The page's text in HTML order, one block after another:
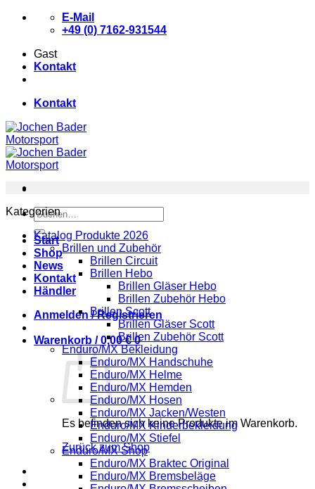
Zum
E-Mail
+49 (0) 7162-931544
Gast
Kontakt
Kontakt
Suchen
nach:
Start
Shop
News
Kontakt
Händler
Anmelden / Registrieren
Warenkorb /0,00€ 0
Es befinden sich keine Produkte im Warenkorb.
Zurück zum Shop
Kategorien
Katalog Produkte 2026
Brillen und Zubehör
Brillen Circuit
Brillen Hebo
Brillen Gläser Hebo
Brillen Zubehör Hebo
Brillen Scott
Brillen Gläser Scott
Brillen Zubehör Scott
Enduro/MX Bekleidung
Enduro/MX Handschuhe
Enduro/MX Helme
Enduro/MX Hemden
Enduro/MX Hosen
Enduro/MX Jacken/Westen
Enduro/MX Kinderbekleidung
Enduro/MX Stiefel
Enduro/MX Shop
Enduro/MX Braktec Original
Enduro/MX Bremsbeläge